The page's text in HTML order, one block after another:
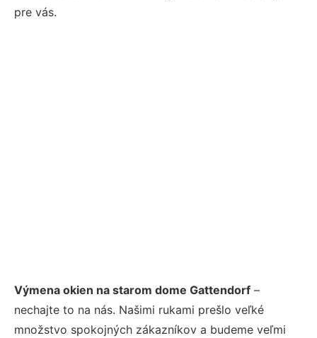
pre vás.
Výmena okien na starom dome Gattendorf –
nechajte to na nás. Našimi rukami prešlo veľké
množstvo spokojných zákazníkov a budeme veľmi